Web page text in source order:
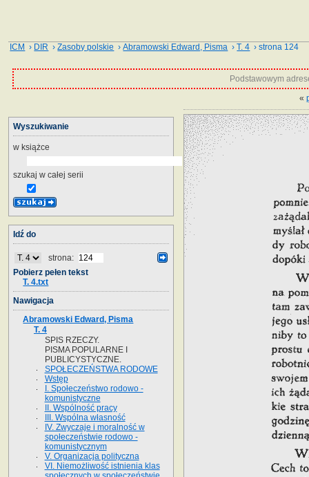
ICM › DIR ›Zasoby polskie ›Abramowski Edward, Pisma ›T. 4 › strona 124
Podstawowym
«
Wyszukiwanie
w książce
szukaj w całej serii
Idź do
strona:
Pobierz pełen tekst
T. 4.txt
Nawigacja
Abramowski Edward, Pisma
T. 4
SPIS RZECZY.
PISMA POPULARNE I
PUBLICYSTYCZNE.
SPOŁECZEŃSTWA RODOWE
Wstęp
I. Społeczeństwo rodowo -
komunistyczne
II. Wspólność pracy
III. Wspólna własność
IV. Zwyczaje i moralność w
społeczeństwie rodowo -
komunistycznym
V. Organizacja polityczna
VI. Niemożliwość istnienia klas